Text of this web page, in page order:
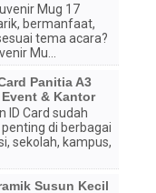
Mug 17
bermanfaat,
tema acara?
Mu...
Panitia A3
& Kantor
ID Card sudah
di berbagai
sekolah, kampus,
Susun Kecil